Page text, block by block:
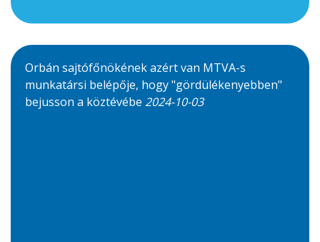
Orbán sajtófőnökének azért van MTVA-s
munkatársi belépője, hogy "gördülékenyebben"
bejusson a köztévébe 2024-10-03